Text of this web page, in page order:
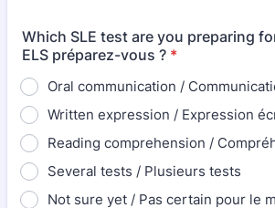
Which SLE test are you preparing
ELS préparez-vous ? *
Oral communication /
Written expression / Expression
Reading comprehension /
Several tests / Plusieurs tests
Not sure yet / Pas certain pour le